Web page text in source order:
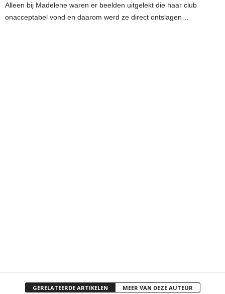
Alleen bij Madelene waren er beelden uitgelekt die haar club
onacceptabel vond en daarom werd ze direct ontslagen…
GERELATEERDE ARTIKELEN MEER VAN DEZE AUTEUR